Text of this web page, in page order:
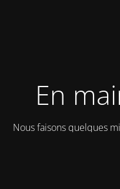
En
Nous faisons quelques